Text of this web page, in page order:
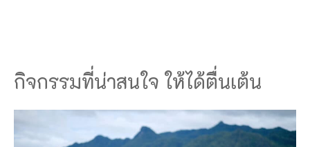
กิจกรรมที่น่าสนใจ ให้ได้ตื่นเต้น